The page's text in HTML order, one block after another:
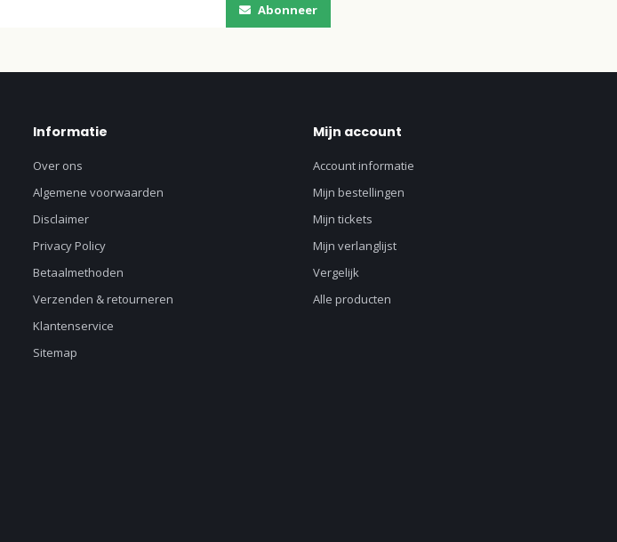
Abonneer
Informatie
Over ons
Algemene voorwaarden
Disclaimer
Privacy Policy
Betaalmethoden
Verzenden & retourneren
Klantenservice
Sitemap
Mijn account
Account informatie
Mijn bestellingen
Mijn tickets
Mijn verlanglijst
Vergelijk
Alle producten